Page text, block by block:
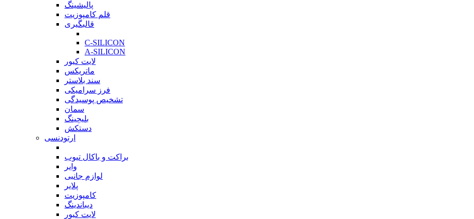
پالیشینگ
قلم کامپوزیت
قالبگیری
C-SILICON
A-SILICON
لایت کیور
ماتریکس
سند بلاستر
فرز سرامیکی
تشخیص پوسیدگی
سمان
بلیچینگ
دستکش
ارتودنسی
براکت و باکال تیوب
وایر
لوازم جانبی
پلایر
کامپوزیت
دیباندینگ
لایت کیور